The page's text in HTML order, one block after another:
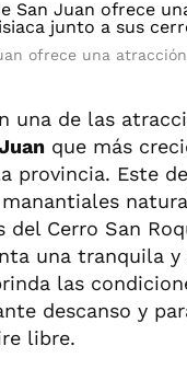
ofrece una
una de las
que más
provincia. Este
del Cerro San
una tranquila y
las
descanso y
libre.